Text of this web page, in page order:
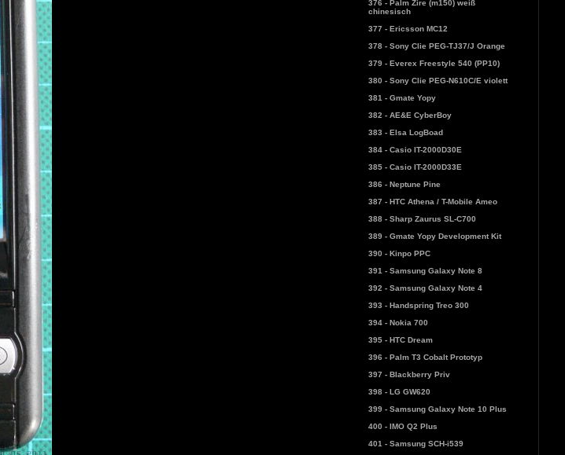
376 - Palm Zire (m150) weiß
chinesisch
377 - Ericsson MC12
378 - Sony Clie PEG-TJ37/J Orange
379 - Everex Freestyle 540 (PP10)
380 - Sony Clie PEG-N610C/E violett
381 - Gmate Yopy
382 - AE&E CyberBoy
383 - Elsa LogBoad
384 - Casio IT-2000D30E
385 - Casio IT-2000D33E
386 - Neptune Pine
387 - HTC Athena / T-Mobile Ameo
388 - Sharp Zaurus SL-C700
389 - Gmate Yopy Development Kit
390 - Kinpo PPC
391 - Samsung Galaxy Note 8
392 - Samsung Galaxy Note 4
393 - Handspring Treo 300
394 - Nokia 700
395 - HTC Dream
396 - Palm T3 Cobalt Prototyp
397 - Blackberry Priv
398 - LG GW620
399 - Samsung Galaxy Note 10 Plus
400 - IMO Q2 Plus
401 - Samsung SCH-i539